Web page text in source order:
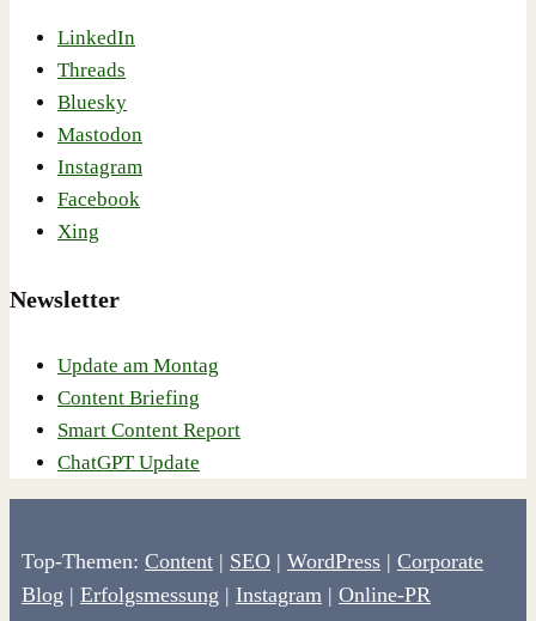
LinkedIn
Threads
Bluesky
Mastodon
Instagram
Facebook
Xing
Newsletter
Update am Montag
Content Briefing
Smart Content Report
ChatGPT Update
Top-Themen: Content | SEO | WordPress | Corporate
Blog | Erfolgsmessung | Instagram | Online-PR